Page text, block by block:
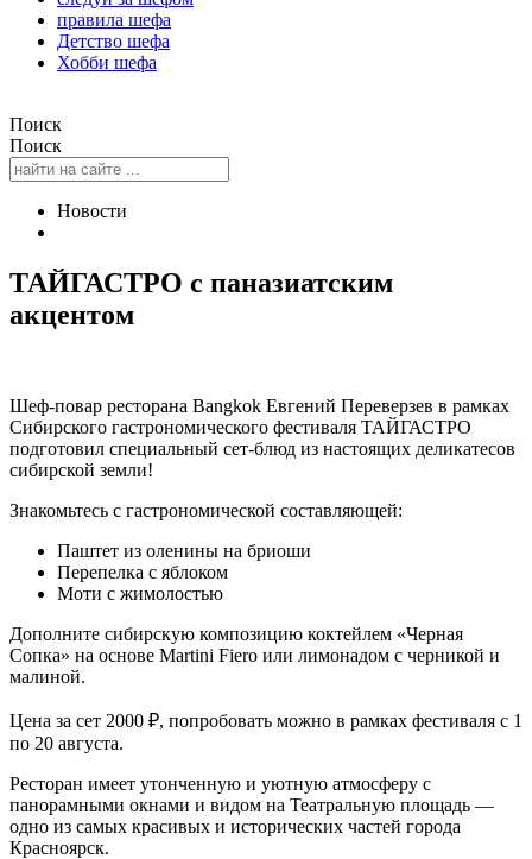
правила шефа
Детство шефа
Хобби шефа
Поиск
Поиск
Новости
ТАЙГАСТРО с паназиатским
акцентом
Шеф-повар ресторана Bangkok Евгений Переверзев в рамках
Сибирского гастрономического фестиваля ТАЙГАСТРО
подготовил специальный сет-блюд из настоящих деликатесов
сибирской земли!
Знакомьтесь с гастрономической составляющей:
Паштет из оленины на бриоши
Перепелка с яблоком
Моти с жимолостью
Дополните сибирскую композицию коктейлем «Черная
Сопка» на основе Martini Fiero или лимонадом с черникой и
малиной.
Цена за сет 2000 ₽, попробовать можно в рамках фестиваля с 1
по 20 августа.
Ресторан имеет утонченную и уютную атмосферу с
панорамными окнами и видом на Театральную площадь —
одно из самых красивых и исторических частей города
Красноярск.